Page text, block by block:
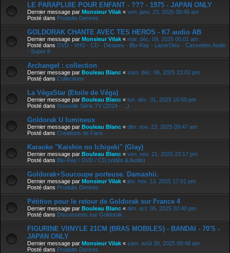
LE PARAPLUIE POUR ENFANT - ??? - 1975 - JAPAN ONLY
Dernier message par Monsieur Vilak « ven. janv. 23, 2026 00:48 am
Posté dans Produits Derives
GOLDORAK CHANTE AVEC TES HEROS - K7 audio AB
Dernier message par Monsieur Vilak « mar. déc. 09, 2025 00:01 am
Posté dans DVD - VHS - CD - Disques - Blu-Ray - LaserDisc - Cassettes Audio
- Super 8
Archangel : collection
Dernier message par Bouleau Blanc « sam. déc. 06, 2025 23:02 pm
Posté dans Collections
La VégaStar (Etoile de Véga)
Dernier message par Bouleau Blanc « lun. déc. 01, 2025 16:50 pm
Posté dans Nouvelle Série TV (2024 - ...)
Goldorak U lumineux
Dernier message par Bouleau Blanc « dim. nov. 23, 2025 09:47 am
Posté dans Creations de Fans
Karaoke "Kaishin no Ichigeki" (Glay)
Dernier message par Bouleau Blanc « ven. nov. 21, 2025 23:17 pm
Posté dans Blu-Ray / DVD / CD (vidéo & Audio)
Goldorak+Soucoupe porteuse. Damashii.
Dernier message par Monsieur Vilak « jeu. nov. 13, 2025 17:01 pm
Posté dans Produits Derives
Pétition pour le retour de Goldorak sur France 4
Dernier message par Bouleau Blanc « dim. oct. 05, 2025 20:40 pm
Posté dans Discussions sur Goldorak
FIGURINE VIINYLE 21CM (BRAS MOBILES) - BANDAI - 70'S -
JAPAN ONLY
Dernier message par Monsieur Vilak « sam. août 30, 2025 00:48 am
Posté dans Produits Derives